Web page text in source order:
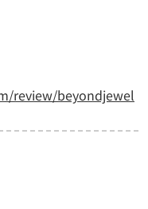
review/beyondjewel